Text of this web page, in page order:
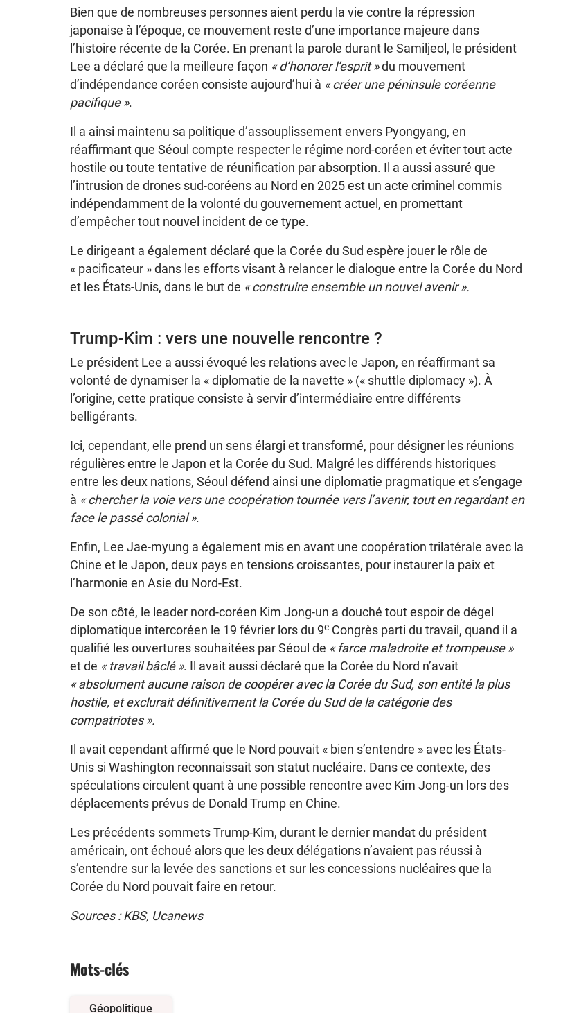
Bien que de nombreuses personnes aient perdu la vie contre la répression
japonaise à l’époque, ce mouvement reste d’une importance majeure dans
l’histoire récente de la Corée. En prenant la parole durant le Samiljeol, le président
Lee a déclaré que la meilleure façon « d’honorer l’esprit »du mouvement
d’indépendance coréen consiste aujourd’hui à « créer une péninsule coréenne
pacifique ».
Il a ainsi maintenu sa politique d’assouplissement envers Pyongyang, en
réaffirmant que Séoul compte respecter le régime nord-coréen et éviter tout acte
hostile ou toute tentative de réunification par absorption. Il a aussi assuré que
l’intrusion de drones sud-coréens au Nord en 2025 est un acte criminel commis
indépendamment de la volonté du gouvernement actuel, en promettant
d’empêcher tout nouvel incident de ce type.
Le dirigeant a également déclaré que la Corée du Sud espère jouer le rôle de
« pacificateur » dans les efforts visant à relancer le dialogue entre la Corée du Nord
et les États-Unis, dans le but de « construire ensemble un nouvel avenir ».
Trump-Kim : vers une nouvelle rencontre ?
Le président Lee a aussi évoqué les relations avec le Japon, en réaffirmant sa
volonté de dynamiser la « diplomatie de la navette » (« shuttle diplomacy »). À
l’origine, cette pratique consiste à servir d’intermédiaire entre différents
belligérants.
Ici, cependant, elle prend un sens élargi et transformé, pour désigner les réunions
régulières entre le Japon et la Corée du Sud. Malgré les différends historiques
entre les deux nations, Séoul défend ainsi une diplomatie pragmatique et s’engage
à « chercher la voie vers une coopération tournée vers l’avenir, tout en regardant en
face le passé colonial ».
Enfin, Lee Jae-myung a également mis en avant une coopération trilatérale avec la
Chine et le Japon, deux pays en tensions croissantes, pour instaurer la paix et
l’harmonie en Asie du Nord-Est.
De son côté, le leader nord-coréen Kim Jong-un a douché tout espoir de dégel
diplomatique intercoréen le 19 février lors du 9eCongrès parti du travail, quand il a
qualifié les ouvertures souhaitées par Séoul de « farce maladroite et trompeuse »
et de « travail bâclé ». Il avait aussi déclaré que la Corée du Nord n’avait
« absolument aucune raison de coopérer avec la Corée du Sud, son entité la plus
hostile, et exclurait définitivement la Corée du Sud de la catégorie des
compatriotes ».
Il avait cependant affirmé que le Nord pouvait « bien s’entendre » avec les États-
Unis si Washington reconnaissait son statut nucléaire. Dans ce contexte, des
spéculations circulent quant à une possible rencontre avec Kim Jong-un lors des
déplacements prévus de Donald Trump en Chine.
Les précédents sommets Trump-Kim, durant le dernier mandat du président
américain, ont échoué alors que les deux délégations n’avaient pas réussi à
s’entendre sur la levée des sanctions et sur les concessions nucléaires que la
Corée du Nord pouvait faire en retour.
Sources : KBS, Ucanews
Mots-clés
Géopolitique